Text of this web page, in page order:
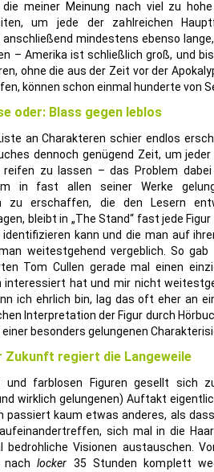
meiner Meinung nach viel zu
um jede der zahlreichen
mindestens ebenso
– Amerika ist schließlich groß, und
ohne die aus der Zeit vor der
können schon einmal hunderte von
oder: Blass gegen leblos
an Charakteren schier endlos
dennoch genügend Zeit, um
reifen zu lassen – das Problem
in fast allen seiner Werke
zu erschaffen, die den Lesern
bleibt in „The Stand“ fast jede
kann und die man auf
weitestgehend vergeblich. So
Tom Cullen gerade mal einen
interessiert hat und mir nicht
ich ehrlich bin, lag das oft eher an
Interpretation der Figur durch
einer besonders gelungenen
Zukunft regiert die Langeweile
und farblosen Figuren gesellt sich
wirklich gelungenen) Auftakt
passiert kaum etwas anderes, als
sich mal in die
bedrohliche Visionen austauschen.
nachlocker 35 Stunden komplett